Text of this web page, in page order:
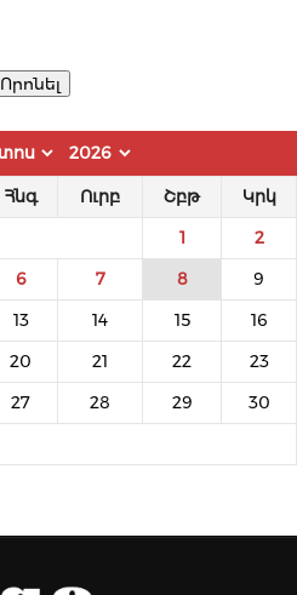
Որոնել
Հնգ Ուրբ Շբթ Կրկ
1 2
6 7 8 9
13 14 15 16
20 21 22 23
27 28 29 30